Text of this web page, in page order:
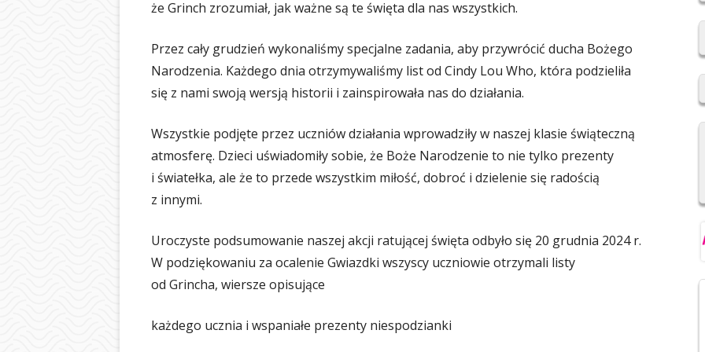
BIBLIOTEKA
ŚWIETLICA
PIELĘGNIARKA
ŚWIEBOCKIEGO W BARCICACH
OCHRONA DANYCH OSOBOWYCH
LOGOTYP
REKRUTACJA DO SZKÓŁ
PONADPODSTAWOWYCH
że Grinch zrozumiał, jak ważne są te święta dla nas wszystkich.
Przez cały grudzień wykonaliśmy specjalne zadania, aby przywrócić ducha Bożego
Narodzenia. Każdego dnia otrzymywaliśmy list od Cindy Lou Who, która podzieliła
się z nami swoją wersją historii i zainspirowała nas do działania.
Wszystkie podjęte przez uczniów działania wprowadziły w naszej klasie świąteczną
atmosferę. Dzieci uświadomiły sobie, że Boże Narodzenie to nie tylko prezenty
i światełka, ale że to przede wszystkim miłość, dobroć i dzielenie się radością
z innymi.
Uroczyste podsumowanie naszej akcji ratującej święta odbyło się 20 grudnia 2024 r.
W podziękowaniu za ocalenie Gwiazdki wszyscy uczniowie otrzymali listy
od Grincha, wiersze opisujące
każdego ucznia i wspaniałe prezenty niespodzianki